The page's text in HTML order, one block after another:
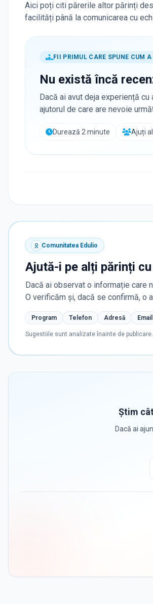
Aici poți citi părerile altor părinți
facilități până la comunicarea cu
FII PRIMUL CARE SPUNE CUM A
Nu există încă
Dacă ai avut deja experiență
ajutorul de care are nevoie
Durează 2 minute Ajuți
Comunitatea Edulio
Ajută-i pe alți părinți
Dacă ai observat o informație care
O verificăm și, dacă se confirmă, o
Program Telefon Adresă
Sugestiile sunt analizate înainte de publicare.
Știm
Dacă ai